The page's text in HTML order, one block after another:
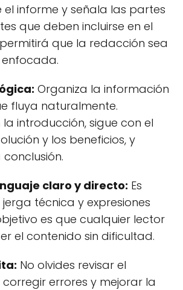
el informe y señala las partes
que deben incluirse en el
que la redacción sea
Organiza la información
fluya naturalmente.
introducción, sigue con el
y los beneficios, y
claro y directo: Es
técnica y expresiones
es que cualquier lector
el contenido sin dificultad.
No olvides revisar el
errores y mejorar la